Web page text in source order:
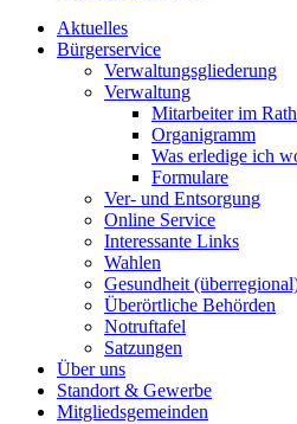
Aktuelles
Bürgerservice
Verwaltungsgliederung
Verwaltung
Mitarbeiter im
Organigramm
Was erledige ich
Formulare
Ver- und Entsorgung
Online Service
Interessante Links
Wahlen
Gesundheit
Überörtliche Behörden
Notruftafel
Satzungen
Über uns
Standort & Gewerbe
Mitgliedsgemeinden